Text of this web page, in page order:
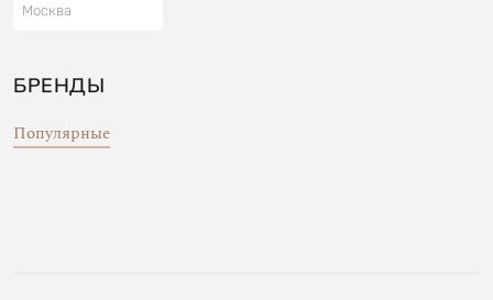
Москва
БРЕНДЫ
Популярные